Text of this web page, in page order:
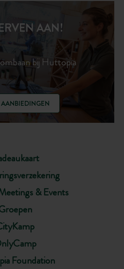
& Events
Foundation
AAN!
bij Huttopia